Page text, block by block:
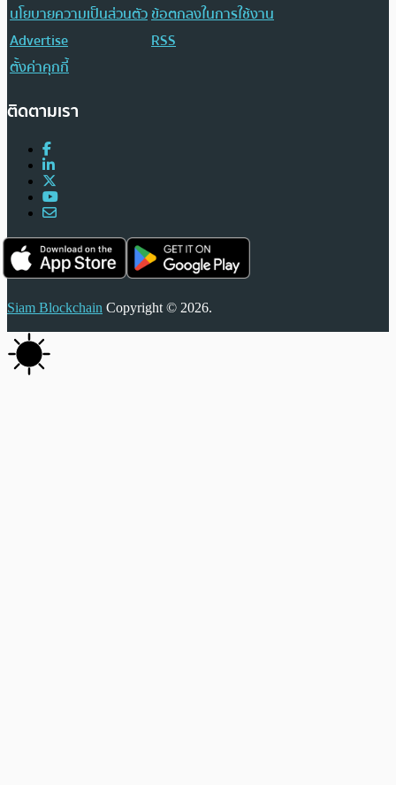
นโยบายความเป็นส่วนตัวข้อตกลงในการใช้งาน
Advertise
RSS
ตั้งค่าคุกกี้
ติดตามเรา
Siam Blockchain Copyright © 2026.